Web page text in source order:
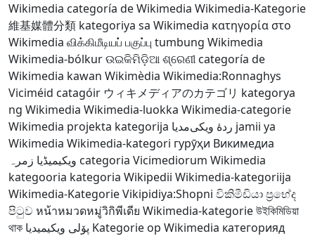
Wikimedia categoría de Wikimedia Wikimedia-Kategorie
維基媒體分類 kategoriya sa Wikimedia κατηγορία στο
Wikimedia விக்கிமீடியப் பகுப்பு tumbung Wikimedia
Wikimedia-bólkurଉଇକିମିଡ଼ିଆ ଶ୍ରେଣୀ categoría de
Wikimedia kawan Wikimèdia Wikimedia:Ronnaghys
Viciméid catagóir ウィキメディアのカテゴリ kategorya
ng Wikimedia Wikimedia-luokka Wikimedia-categorie
Wikimedia projekta kategorija ردهٔ ویکی‌مدیا jamii ya
Wikimedia Wikimedia-kategori гурӯҳи Викимедиа
ویکیمیڈیا زمرہ categoria Vicimediorum Wikimedia
kategooria kategoria Wikipedii Wikimedia-kategoriija
Wikimedia-KategorieVikipidiya:Shopni විකිමීඩියා ප්‍රභේද
පිටුව หน้าหมวดหมู่วิกิพีเดีย Wikimedia-kategorieউইকিমিডিয়া
থাক پۆلی ویکیمیدیا Kategorie op Wikimedia категорияд